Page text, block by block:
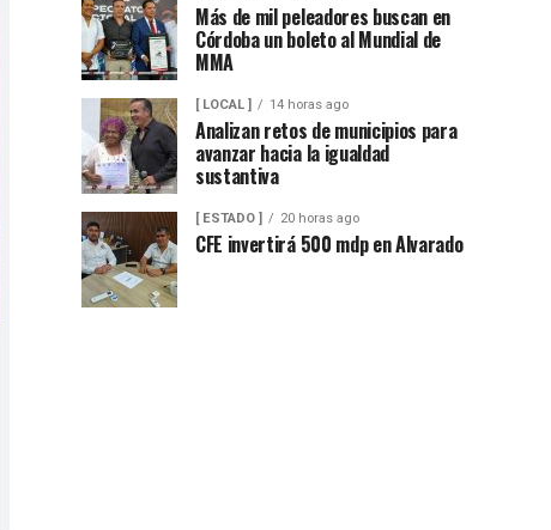
Más de mil peleadores buscan en
Córdoba un boleto al Mundial de
MMA
[ LOCAL ] 14 horas ago
Analizan retos de municipios para
avanzar hacia la igualdad
sustantiva
[ ESTADO ] 20 horas ago
CFE invertirá 500 mdp en Alvarado